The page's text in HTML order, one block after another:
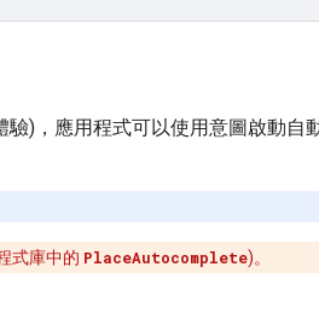
驗)，應用程式可以使用意圖啟動自
式庫中的 PlaceAutocomplete)。